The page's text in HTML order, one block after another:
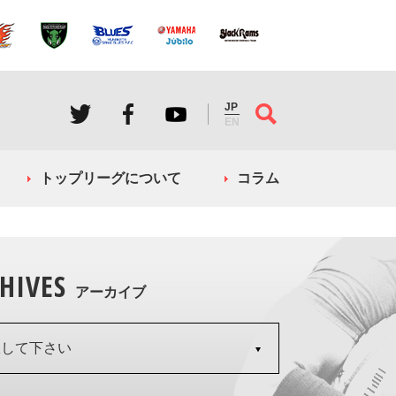
JP
EN
トップリーグについて コラム
アーカイブ
て下さい